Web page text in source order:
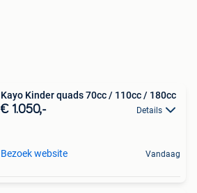
Kayo Kinder quads 70cc / 110cc / 180cc
€ 1.050,- Details
Bezoek website Vandaag